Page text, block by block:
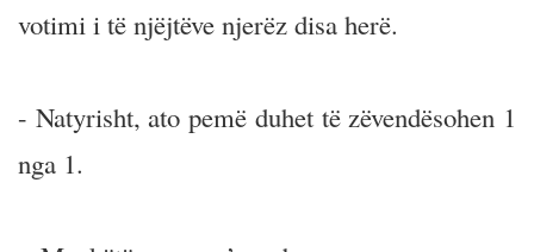
votimi i të njëjtëve njerëz disa herë.
- Natyrisht, ato pemë duhet të zëvendësohen 1
nga 1.